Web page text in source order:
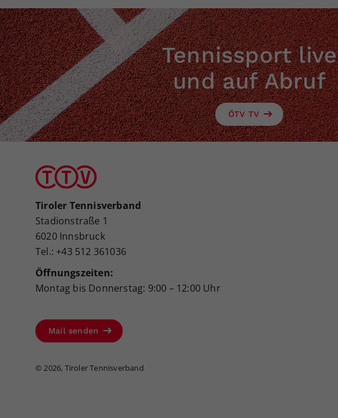
Tennissport live
und auf Abruf
ÖTV TV
Tiroler Tennisverband
Stadionstraße 1
6020 Innsbruck
Tel.: +43 512 361036
Öffnungszeiten:
Montag bis Donnerstag: 9:00 – 12:00 Uhr
Mail senden
©2026, Tiroler Tennisverband